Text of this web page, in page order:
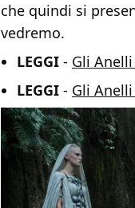
che quindi si
vedremo.
LEGGI - Gli
LEGGI - Gli